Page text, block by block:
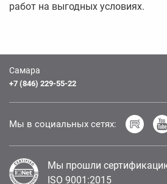
работ на выгодных условиях.
Самара
+7 (846) 229-55-22
Мы в социальных сетях:
Мы прошли
ISO 9001:2015